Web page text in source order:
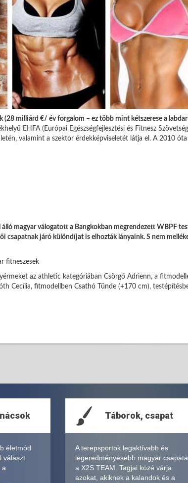
milliárd €/ év forgalom – ez több mint kétszerese a
EHFA (Európai Egészségfejlesztési és Fitnesz
valamint a szektor érdekképviseletét látja el. A 2010
magyar válogatott a Bangkokban megrendezett WBPF
csapatnak járó különdíjat is elhozták lányaink. S nem
az athletic kategóriában Csörgő Adrienn, a
Cecília, fitmodellben Csathó Tünde (+170 cm),
életmód
választ
a
Táborok, csapat
A terepsportok legaktívabb és
legeredményesebb magyar csapata
a X2S TEAM. Tagjai közé várja
azokat, akiknek a kalandok és a